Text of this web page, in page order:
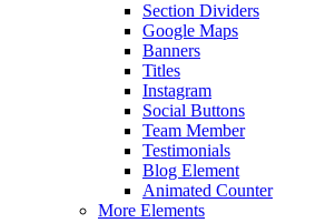
Section Dividers
Google Maps
Banners
Titles
Instagram
Social Buttons
Team Member
Testimonials
Blog Element
Animated Counter
More Elements